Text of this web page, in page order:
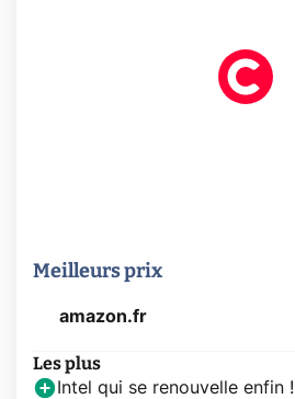
Meilleurs prix
amazon.fr
Les plus
Intel qui se renouvelle enfin !